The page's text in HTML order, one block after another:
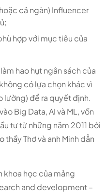
cả ngàn) Influencer
hợp với mục tiêu của
hao hụt ngân sách của
có lựa chọn khác vì
lường) để ra quyết định.
Big Data, AI và ML, vốn
tư từ những năm 2011 bởi
Thơ và anh Minh dẫn
khoa học của mảng
and development –